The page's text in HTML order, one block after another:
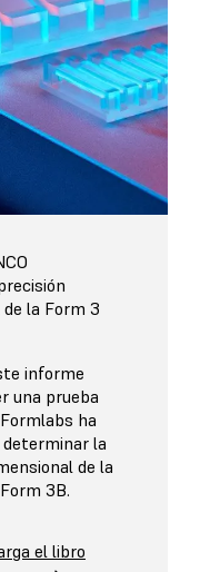
la Form 3
informe
una prueba
ha
la
de la
3B.
el libro